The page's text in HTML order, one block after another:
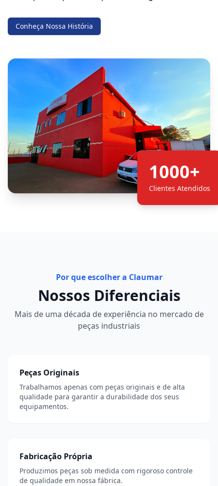
1000+
Clientes Atendidos
Conheça Nossa História
Por que escolher a Claumar
Nossos Diferenciais
Mais de uma década de experiência no mercado de
peças industriais
Peças Originais
Trabalhamos apenas com peças originais e de alta
qualidade para garantir a durabilidade dos seus
equipamentos.
Fabricação Própria
Produzimos peças sob medida com rigoroso controle
de qualidade em nossa fábrica.